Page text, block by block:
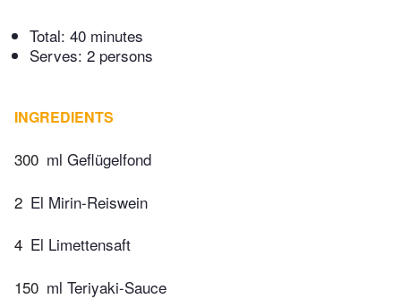
Total: 40 minutes
Serves: 2 persons
INGREDIENTS
300 ml Geflügelfond
2 El Mirin-Reiswein
4 El Limettensaft
150 ml Teriyaki-Sauce